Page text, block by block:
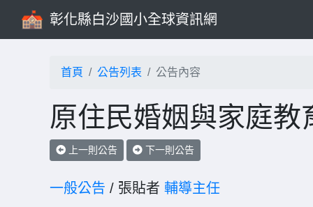
彰化縣白沙國小全球資訊網
首頁 公告列表 公告內容
原住民婚姻與家庭教
上一則公告 下一則公告
一般公告 / 張貼者 輔導主任